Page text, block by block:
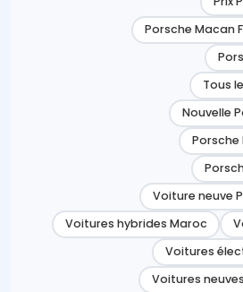
Porsche Macan
Tous
Nouvelle
Porsche
Voiture neuve
Voitures hybrides Maroc
Voitures
Voitures